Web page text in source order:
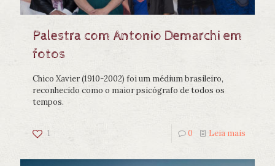
Palestra com Antonio Demarchi em
fotos
Chico Xavier (1910-2002) foi um médium brasileiro,
reconhecido como o maior psicógrafo de todos os
tempos.
1 0 Leia mais